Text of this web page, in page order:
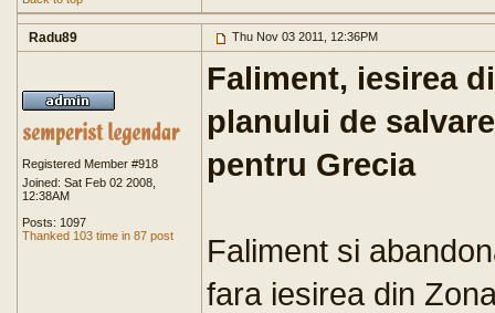
Radu89 Thu Nov 03 2011, 12:36PM
Registered Member #918
Joined: Sat Feb 02 2008,
12:38AM
Posts: 1097
Thanked 103 time in 87 post
Faliment, iesirea
planului de
pentru Grecia
Faliment si
fara iesirea din